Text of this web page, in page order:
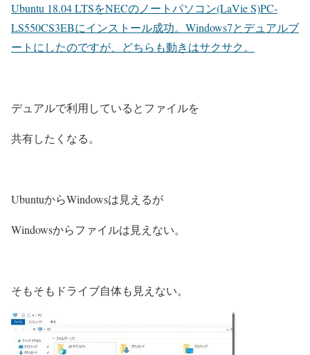
Ubuntu 18.04 LTSをNECのノートパソコン(LaVie S)PC-
LS550CS3EBにインストール成功。Windows7とデュアルブ
ートにしたのですが、どちらも動きはサクサク。
デュアルで利用しているとファイルを
共有したくなる。
UbuntuからWindowsは見えるが
Windowsからファイルは見えない。
そもそもドライブ自体も見えない。